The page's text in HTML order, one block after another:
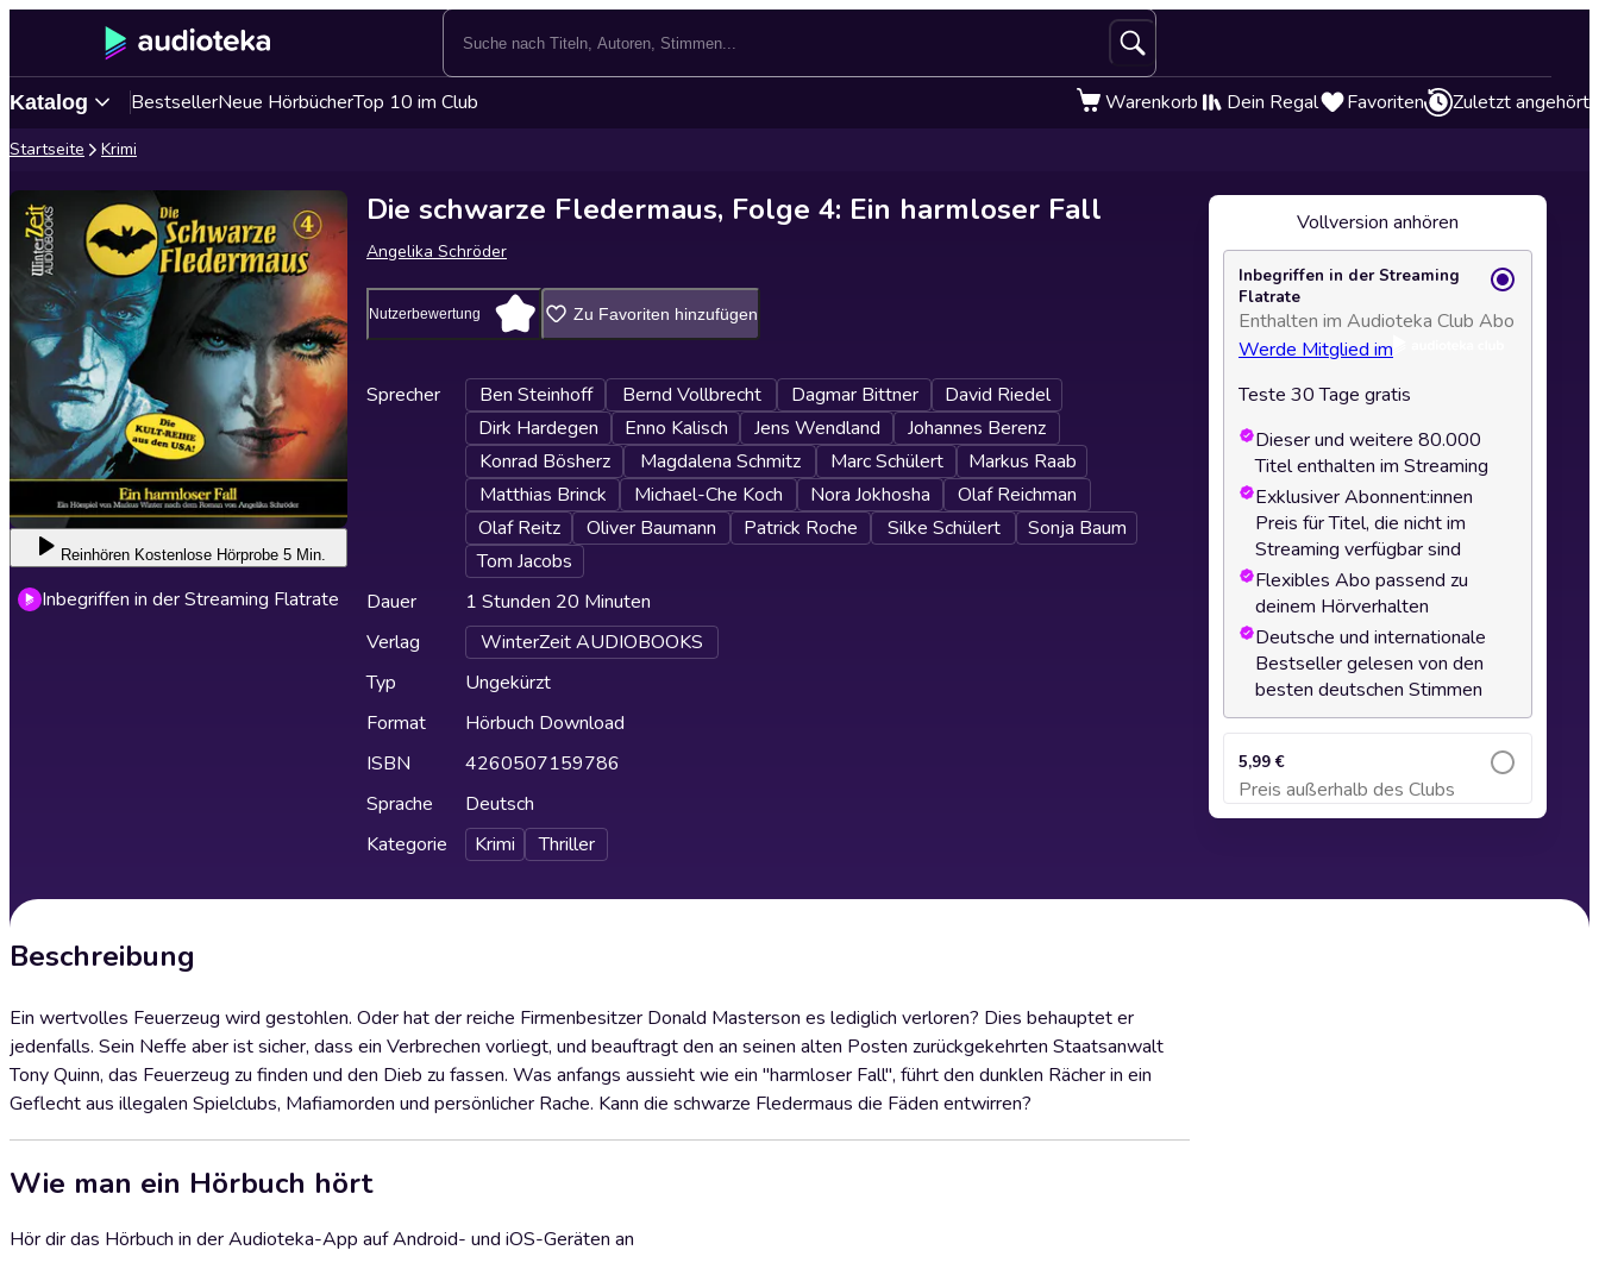
Katalog BestsellerNeue HörbücherTop 10 im Club Warenkorb Dein Regal Favoriten Zuletzt angehört
Startseite Krimi
Reinhören Kostenlose Hörprobe 5 Min.
Inbegriffen in der Streaming Flatrate
Die schwarze Fledermaus, Folge 4: Ein harmloser Fall
Angelika Schröder
Nutzerbewertung Zu Favoriten hinzufügen
Sprecher Ben Steinhoff Bernd Vollbrecht Dagmar Bittner
David Riedel
Dirk Hardegen
Enno Kalisch Jens Wendland
Johannes Berenz
Konrad Bösherz
Magdalena Schmitz Marc Schülert
Markus Raab
Matthias Brinck
Michael-Che Koch Nora Jokhosha
Olaf Reichman
Olaf Reitz
Oliver Baumann Patrick Roche Silke Schülert
Sonja Baum
Tom Jacobs
Dauer
1 Stunden 20 Minuten
Verlag
WinterZeit AUDIOBOOKS
Typ
Ungekürzt
Format
Hörbuch Download
ISBN
4260507159786
Sprache
Deutsch
Kategorie
Krimi Thriller
Beschreibung
Ein wertvolles Feuerzeug wird gestohlen. Oder hat der reiche Firmenbesitzer Donald Masterson es lediglich verloren? Dies behauptet er
jedenfalls. Sein Neffe aber ist sicher, dass ein Verbrechen vorliegt, und beauftragt den an seinen alten Posten zurückgekehrten Staatsanwalt
Tony Quinn, das Feuerzeug zu finden und den Dieb zu fassen. Was anfangs aussieht wie ein "harmloser Fall", führt den dunklen Rächer in ein
Geflecht aus illegalen Spielclubs, Mafiamorden und persönlicher Rache. Kann die schwarze Fledermaus die Fäden entwirren?
Wie man ein Hörbuch hört
Hör dir das Hörbuch in der Audioteka-App auf Android- und iOS-Geräten an
Vollversion anhören
Inbegriffen in der Streaming
Flatrate
Enthalten im Audioteka Club Abo
Werde Mitglied im
Teste 30 Tage gratis
Dieser und weitere 80.000
Titel enthalten im Streaming
Exklusiver Abonnent:innen
Preis für Titel, die nicht im
Streaming verfügbar sind
Flexibles Abo passend zu
deinem Hörverhalten
Deutsche und internationale
Bestseller gelesen von den
besten deutschen Stimmen
5,99 €
Preis außerhalb des Clubs
Zum Warenkorb hinzufügen